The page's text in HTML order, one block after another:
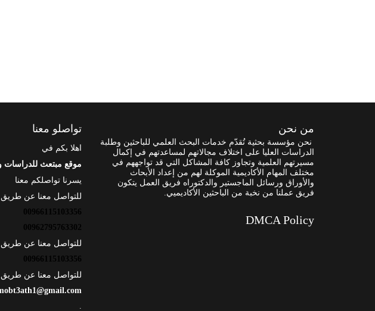
من نحن
نحن مؤسسة بحثية تُقدّم خدمات البحث العلمي للباحثين وطلبة
الدراسات العليا على اختلاف مجالاتهم لمساعدتهم في إكمال
مسيرتهم العلمية وتجاوز كافة المشاكل التي قد تواجههم في
مختلف المهام الأكاديمية الموكلة لهم من إعداد الأبحاث
والأوراق ورسائل الماجستير والدكتوراه فريق العمل يتكون
فريق عملنا من نخبة من الباحثين الأكاديميي.
DMCA Policy
تواصلو معنا
اهلا بكم في
موقع مبتعث للدراسات
يسرنا تواصلكم معنا
للتواصل معنا عن طريق
00966115103356
00962795763302
للتواصل معنا عن طريق
00966115103356
للتواصل معنا عن طريق